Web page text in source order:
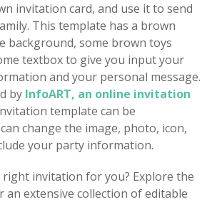
invitation card, and use it to send
This template has a brown
background, some brown toys
textbox to give you input your
and your personal message.
by InfoART, an online invitation
template can be
change the image, photo, icon,
your party information.
invitation for you? Explore the
an extensive collection of editable